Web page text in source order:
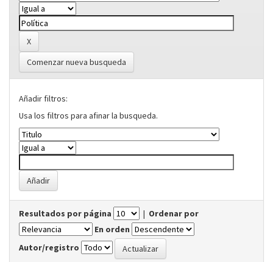
Comenzar nueva busqueda
Añadir filtros:
Usa los filtros para afinar la busqueda.
Resultados por página | Ordenar por
En orden
Autor/registro